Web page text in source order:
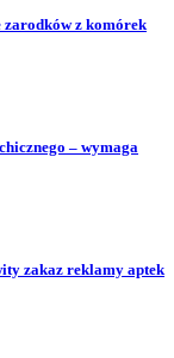
zarodków z komórek
– wymaga
zakaz reklamy aptek